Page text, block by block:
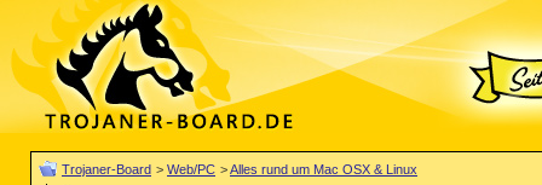
Trojaner-Board > Web/PC >Alles rund um Mac OSX & Linux